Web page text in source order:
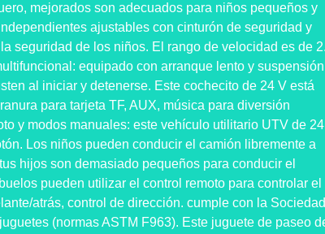
mejorados son adecuados para niños pequeños y
ajustables con cinturón de seguridad y
seguridad de los niños. El rango de velocidad es de
equipado con arranque lento y suspensión
al iniciar y detenerse. Este cochecito de 24 V está
para tarjeta TF, AUX, música para diversión
y modos manuales: este vehículo utilitario UTV de
Los niños pueden conducir el camión libremente a
hijos son demasiado pequeños para conducir el
pueden utilizar el control remoto para controlar el
atrás, control de dirección. cumple con la Sociedad
(normas ASTM F963). Este juguete de paseo